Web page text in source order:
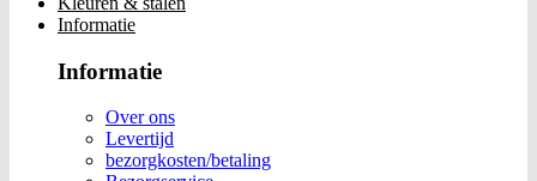
Informatie
Informatie
Over ons
Levertijd
bezorgkosten/betaling